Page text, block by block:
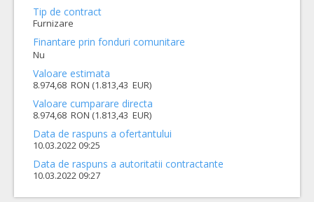
Tip de contract
Furnizare
Finantare prin fonduri comunitare
Nu
Valoare estimata
8.974,68 RON (1.813,43 EUR)
Valoare cumparare directa
8.974,68 RON (1.813,43 EUR)
Data de raspuns a ofertantului
10.03.2022 09:25
Data de raspuns a autoritatii contractante
10.03.2022 09:27